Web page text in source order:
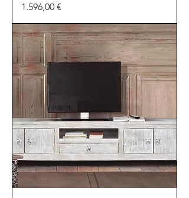
Preu
1.596,00 €